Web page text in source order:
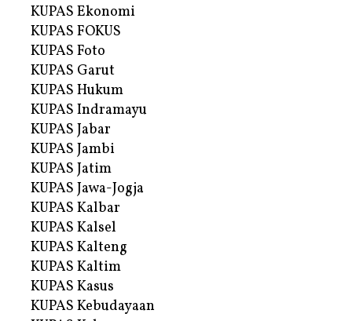
KUPAS Ekonomi
KUPAS FOKUS
KUPAS Foto
KUPAS Garut
KUPAS Hukum
KUPAS Indramayu
KUPAS Jabar
KUPAS Jambi
KUPAS Jatim
KUPAS Jawa-Jogja
KUPAS Kalbar
KUPAS Kalsel
KUPAS Kalteng
KUPAS Kaltim
KUPAS Kasus
KUPAS Kebudayaan